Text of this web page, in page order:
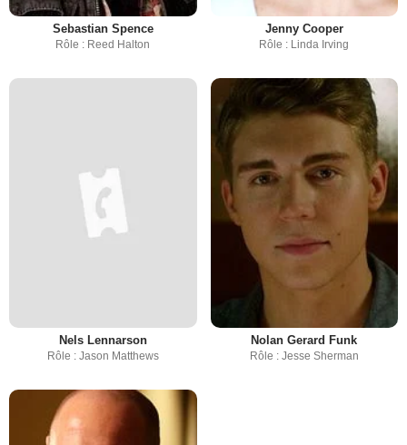
Sebastian Spence
Rôle : Reed Halton
Jenny Cooper
Rôle : Linda Irving
Nels Lennarson
Rôle : Jason Matthews
Nolan Gerard Funk
Rôle : Jesse Sherman